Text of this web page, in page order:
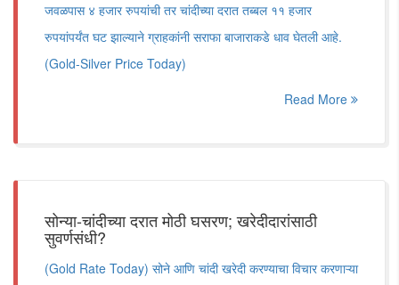
जवळपास ४ हजार रुपयांची तर चांदीच्या दरात तब्बल ११ हजार
रुपयांपर्यंत घट झाल्याने ग्राहकांनी सराफा बाजाराकडे धाव घेतली आहे.
(Gold-Silver Price Today)
Read More
सोन्या-चांदीच्या दरात मोठी घसरण; खरेदीदारांसाठी
सुवर्णसंधी?
(Gold Rate Today) सोने आणि चांदी खरेदी करण्याचा विचार करणाऱ्या